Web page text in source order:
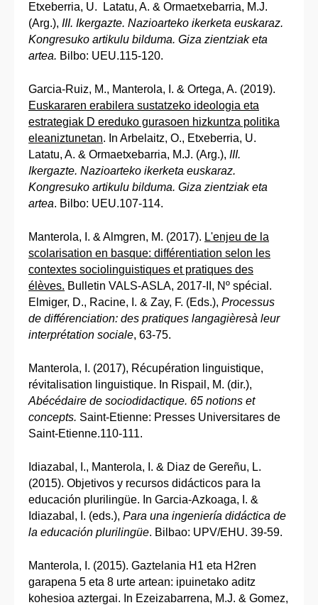
Etxeberria, U. Latatu, A. & Ormaetxebarria, M.J.
(Arg.), III. Ikergazte. Nazioarteko ikerketa euskaraz.
Kongresuko artikulu bilduma. Giza zientziak eta
artea. Bilbo: UEU.115-120.
Garcia-Ruiz, M., Manterola, I. & Ortega, A. (2019).
Euskararen erabilera sustatzeko ideologia eta
estrategiak D ereduko gurasoen hizkuntza politika
eleaniztunetan. In Arbelaitz, O., Etxeberria, U.
Latatu, A. & Ormaetxebarria, M.J. (Arg.), III.
Ikergazte. Nazioarteko ikerketa euskaraz.
Kongresuko artikulu bilduma. Giza zientziak eta
artea. Bilbo: UEU.107-114.
Manterola, I. & Almgren, M. (2017). L'enjeu de la
scolarisation en basque: différentiation selon les
contextes sociolinguistiques et pratiques des
élèves. Bulletin VALS-ASLA, 2017-II, Nº spécial.
Elmiger, D., Racine, I. & Zay, F. (Eds.), Processus
de différenciation: des pratiques langagièresà leur
interprétation sociale, 63-75.
Manterola, I. (2017), Récupération linguistique,
révitalisation linguistique. In Rispail, M. (dir.),
Abécédaire de sociodidactique. 65 notions et
concepts. Saint-Etienne: Presses Universitares de
Saint-Etienne.110-111.
Idiazabal, I., Manterola, I. & Diaz de Gereñu, L.
(2015). Objetivos y recursos didácticos para la
educación plurilingüe. In Garcia-Azkoaga, I. &
Idiazabal, I. (eds.), Para una ingeniería didáctica de
la educación plurilingüe. Bilbao: UPV/EHU. 39-59.
Manterola, I. (2015). Gaztelania H1 eta H2ren
garapena 5 eta 8 urte artean: ipuinetako aditz
kohesioa aztergai. In Ezeizabarrena, M.J. & Gomez,